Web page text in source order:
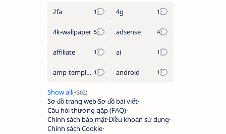
2fa 4g
4k-wallpaper adsense
affiliate ai
amp-template android
Sơ đồ trang webSơ đồ bài viết
Câu hỏi thường gặp (FAQ)
Chính sách bảo mậtĐiều khoản sử dụng
Chính sách Cookie